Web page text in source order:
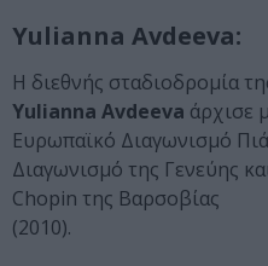
Yulianna Avdeeva:
Η διεθνής σταδιοδρομία
Yulianna Avdeeva άρχισε
Ευρωπαϊκό Διαγωνισμό
Διαγωνισμό της Γενεύης
Chopin της Βαρσοβίας
(2010).